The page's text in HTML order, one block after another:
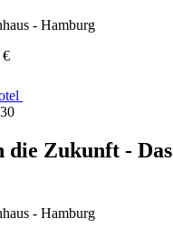
- Hamburg
€
die Zukunft - Das
- Hamburg